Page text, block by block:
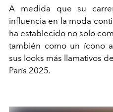
A medida que su
influencia en la moda
ha establecido no solo
también como un ícono
sus looks más llamativos
París 2025.